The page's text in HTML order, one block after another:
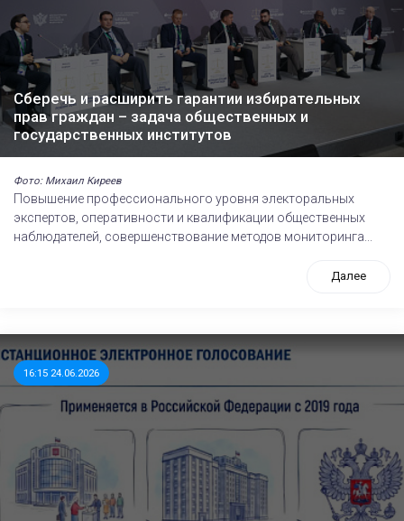
Сберечь и расширить гарантии избирательных
прав граждан – задача общественных и
государственных институтов
Фото: Михаил Киреев
Повышение профессионального уровня электоральных
экспертов, оперативности и квалификации общественных
наблюдателей, совершенствование методов мониторинга...
Далее
16:15 24.06.2026